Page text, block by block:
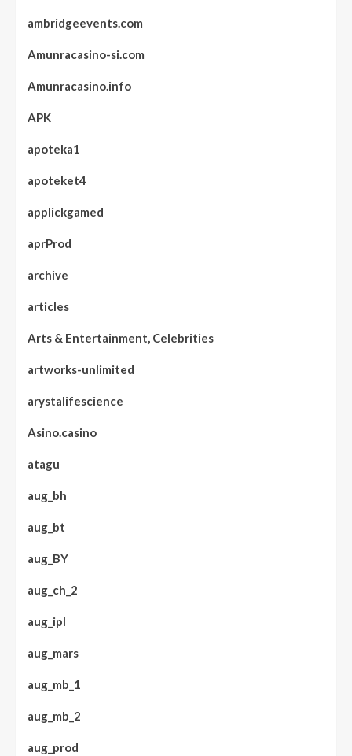
ambridgeevents.com
Amunracasino-si.com
Amunracasino.info
APK
apoteka1
apoteket4
applickgamed
aprProd
archive
articles
Arts & Entertainment, Celebrities
artworks-unlimited
arystalifescience
Asino.casino
atagu
aug_bh
aug_bt
aug_BY
aug_ch_2
aug_ipl
aug_mars
aug_mb_1
aug_mb_2
aug_prod